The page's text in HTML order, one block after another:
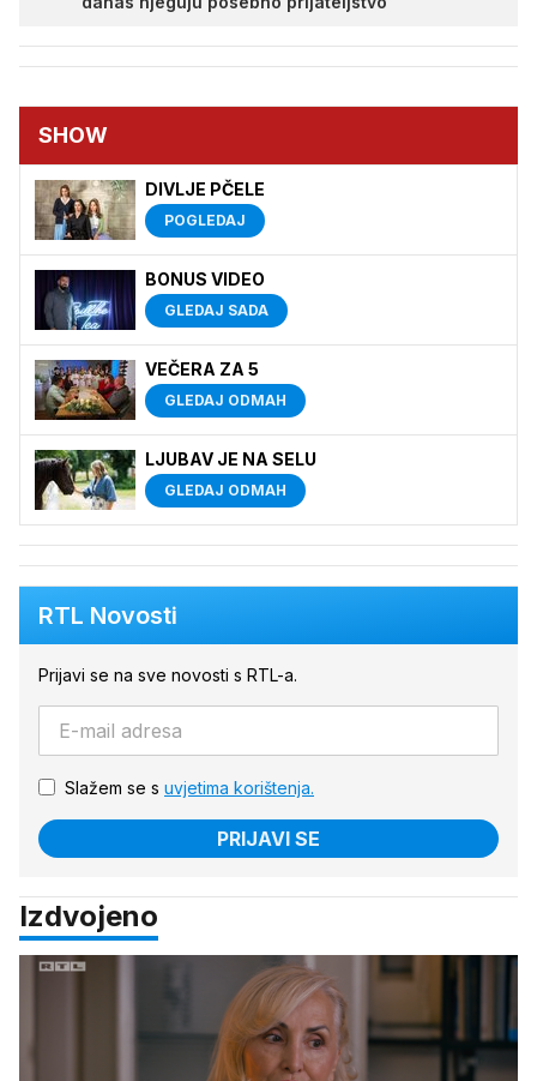
SHOW
DIVLJE PČELE
POGLEDAJ
BONUS VIDEO
GLEDAJ SADA
VEČERA ZA 5
GLEDAJ ODMAH
LJUBAV JE NA SELU
GLEDAJ ODMAH
RTL Novosti
Prijavi se na sve novosti s RTL-a.
Slažem se s uvjetima korištenja.
PRIJAVI SE
Izdvojeno